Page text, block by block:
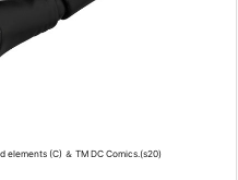
(C) ＆ TM DC Comics.(s20)